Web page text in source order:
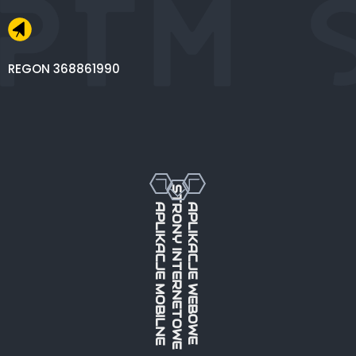
REGON 368861990
APLIKACJE MOBILNESTRONY INTERNETOWEAPLIKACJE WEBOWE